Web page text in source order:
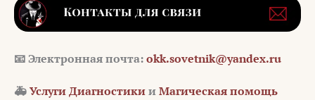
📧 Электронная почта:okk.sovetnik@yandex.ru
🚑Услуги ДиагностикииМагическая помощь